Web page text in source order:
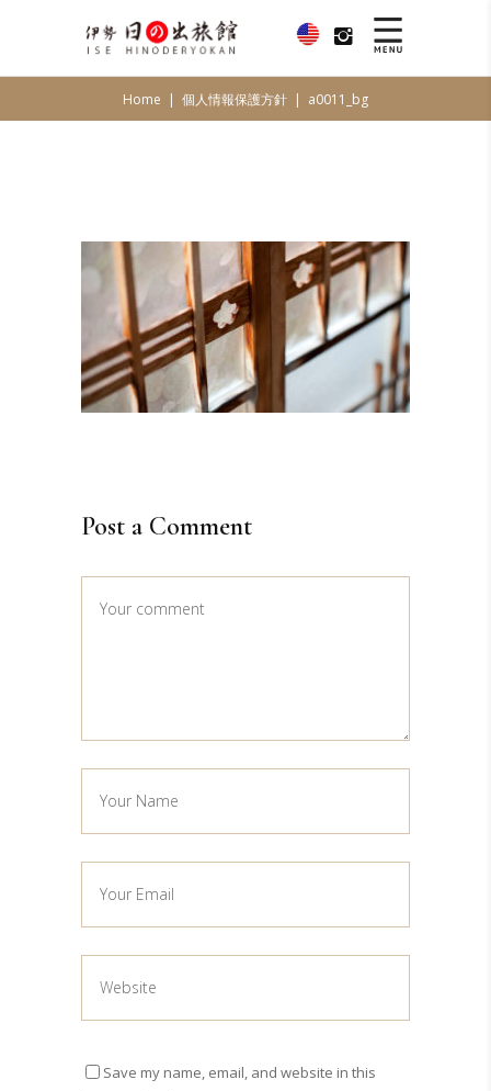
Home | 個人情報保護方針 | a0011_bg
Post a Comment
Save my name, email, and website in this